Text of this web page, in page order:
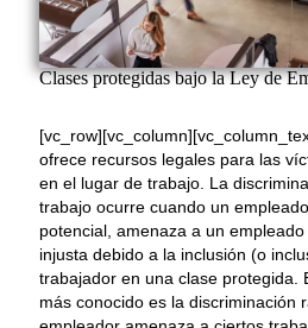
Clases protegidas bajo la Ley de
ofrece recursos legales para las
en el lugar de trabajo. La
trabajo ocurre cuando un
potencial, amenaza a un
injusta debido a la inclusión (o
trabajador en una clase protegida.
más conocido es la discriminación